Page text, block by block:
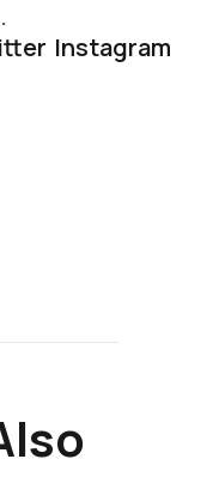
Instagram